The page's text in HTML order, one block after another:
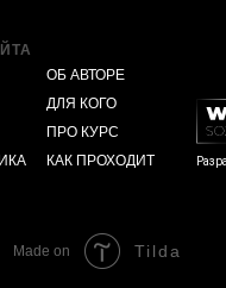
ОБ АВТОРЕ
ДЛЯ КОГО
ПРО КУРС
КАК ПРОХОДИТ
Made on Tilda